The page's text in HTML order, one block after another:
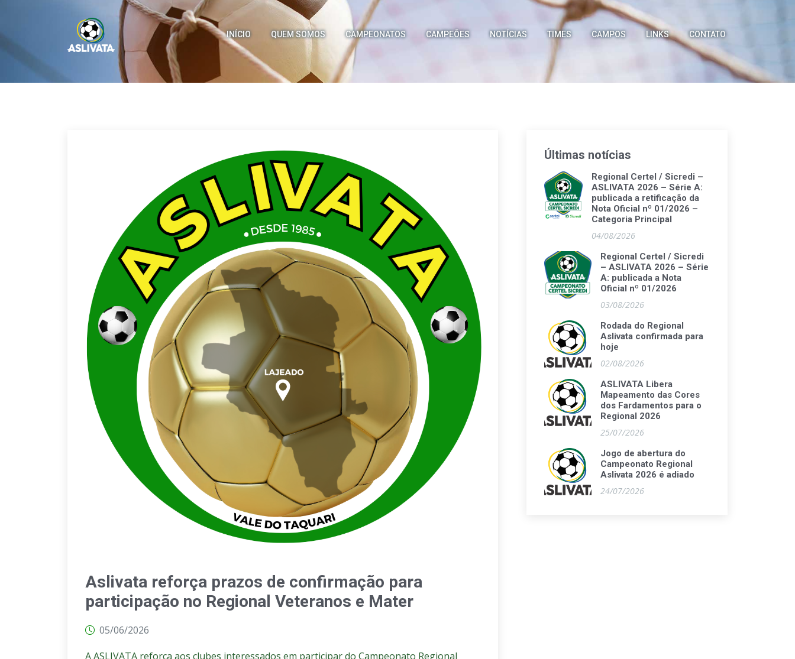
INÍCIO QUEM SOMOS CAMPEONATOS CAMPEÕES NOTÍCIAS TIMES CAMPOS LINKS CONTATO
Aslivata reforça prazos de confirmação para
participação no Regional Veteranos e Mater
05/06/2026
A ASLIVATA reforça aos clubes interessados em participar do Campeonato Regional
Últimas notícias
Regional Certel / Sicredi –
ASLIVATA 2026 – Série A:
publicada a retificação da
Nota Oficial nº 01/2026 –
Categoria Principal
04/08/2026
Regional Certel / Sicredi
– ASLIVATA 2026 – Série
A: publicada a Nota
Oficial nº 01/2026
03/08/2026
Rodada do Regional
Aslivata confirmada para
hoje
02/08/2026
ASLIVATA Libera
Mapeamento das Cores
dos Fardamentos para o
Regional 2026
25/07/2026
Jogo de abertura do
Campeonato Regional
Aslivata 2026 é adiado
24/07/2026